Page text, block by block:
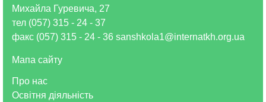
Про нас
Освітня діяльність
Михайла Гуревича, 27
тел (057) 315 - 24 - 37
факс (057) 315 - 24 - 36 sanshkola1@internatkh.org.ua
Мапа сайту